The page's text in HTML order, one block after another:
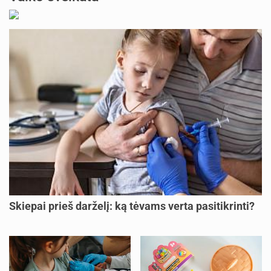
atnaujinta
Kur geriausia gimdyti Vilniuje?
atnaujintainusik77 prieš 6 d.
Genetikė Vilniuje - Eglė Beniušienė ar Natalija Krasovskaja (rekomendacijos) (+3)
atnaujintaSunshine90 prieš 6 d.
Vaikų gyvybės ir sveikatos draudimas
monceponce546 prieš 6 d.
DUPHASTON vartojimas vėluojant mėnesinėms
kamell1 prieš 6 d.
Vaisiaus inkstukų hidronefrozė
atnaujintaZyziukia prieš 6 d.
Skiepai prieš darželį: ką tėvams verta pasitikrinti?